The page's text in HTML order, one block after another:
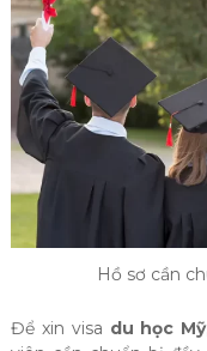
Hồ sơ cần
Để xin visa du học Mỹ